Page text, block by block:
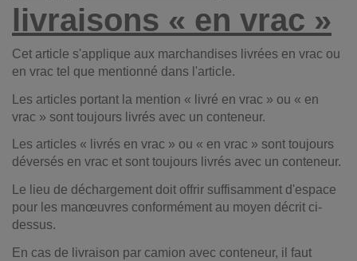
livraisons « en vrac »
Cet article s'applique aux marchandises livrées en vrac ou
en vrac tel que mentionné dans l'article.
Les articles portant la mention « livré en vrac » ou « en
vrac » sont toujours livrés avec un conteneur.
Les articles « livrés en vrac » ou « en vrac » sont toujours
déversés en vrac et sont toujours livrés avec un conteneur.
Le lieu de déchargement doit offrir suffisamment d'espace
pour les manœuvres conformément au moyen décrit ci-
dessus.
En cas de livraison par camion avec conteneur, il faut